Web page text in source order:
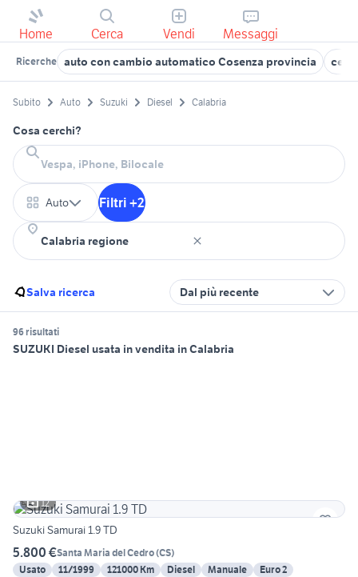
Home Cerca Vendi Messaggi
Ricerche auto con cambio automatico Cosenza provincia
Subito Auto Suzuki Diesel Calabria
Cosa cerchi?
Auto Filtri +2
Salva ricerca Dal più recente
96 risultati
SUZUKI Diesel usata in vendita in Calabria
12
Suzuki Samurai 1.9 TD
5.800 €Santa Maria del Cedro(CS)
Usato
11/1999 121000 Km Diesel Manuale
Euro 2